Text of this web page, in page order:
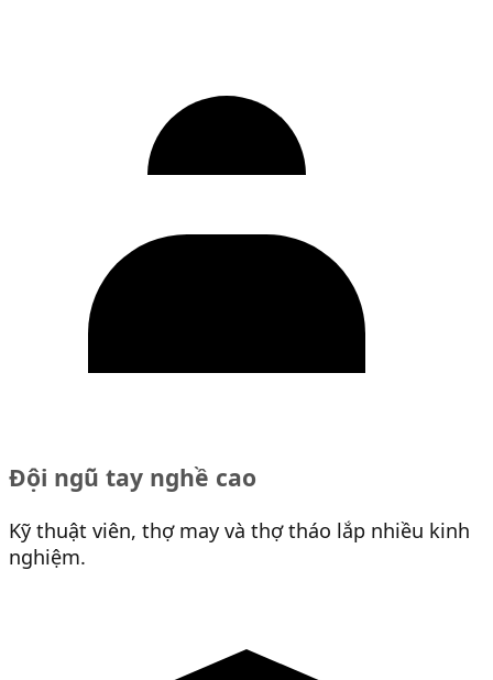
Đội ngũ tay nghề cao
Kỹ thuật viên, thợ may và thợ tháo lắp nhiều kinh
nghiệm.